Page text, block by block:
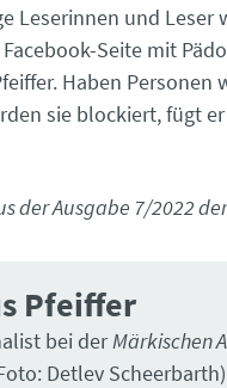
Leserinnen und Leser
Seite mit
Haben Personen
sie blockiert, fügt
der Ausgabe 7/2022
Pfeiffer
bei derMärkischen
Detlev Scheerbarth)